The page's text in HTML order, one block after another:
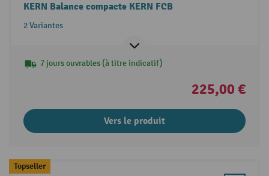
KERN Balance compacte KERN FCB
2 Variantes
7 jours ouvrables (à titre indicatif)
225,00 €
Vers le produit
Topseller